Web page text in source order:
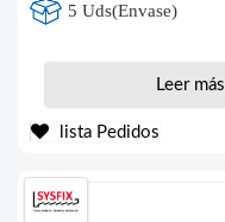
5 Uds(Envase)
Leer más
lista Pedidos